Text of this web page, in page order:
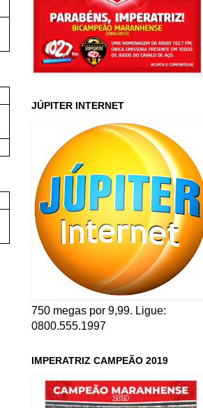
JÚPITER INTERNET
750 megas por 9,99. Ligue:
0800.555.1997
IMPERATRIZ CAMPEÃO 2019